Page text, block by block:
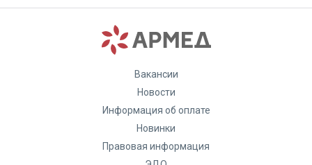
Вакансии
Новости
Информация об оплате
Новинки
Правовая информация